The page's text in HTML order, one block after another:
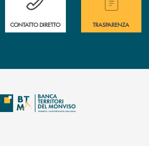
CONTATTO DIRETTO TRASPARENZA